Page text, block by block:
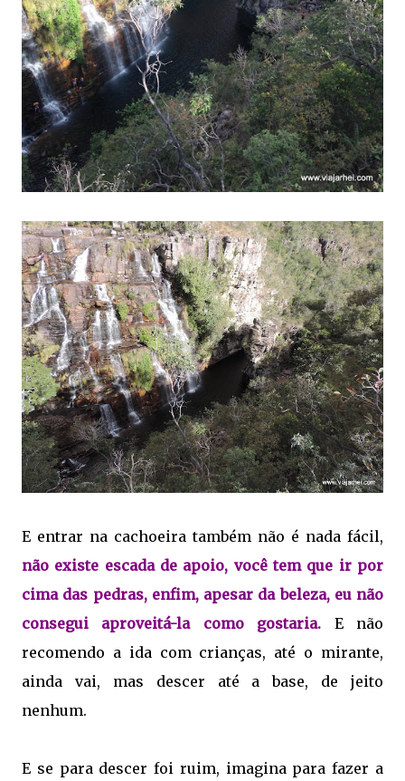
E entrar na cachoeira também não é nada fácil,
não existe escada de apoio, você tem que ir por
cima das pedras, enfim, apesar da beleza, eu não
consegui aproveitá-la como gostaria. E não
recomendo a ida com crianças, até o mirante,
ainda vai, mas descer até a base, de jeito
nenhum.
E se para descer foi ruim, imagina para fazer a